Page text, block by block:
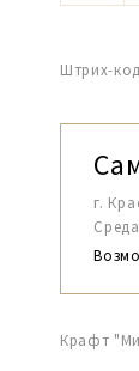
Штрих-
г.
Крафт